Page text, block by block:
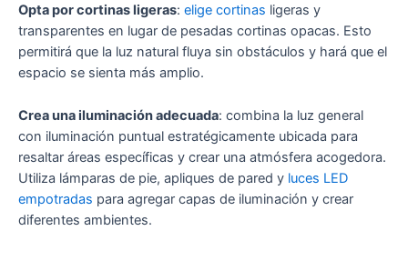
Opta por cortinas ligeras: elige cortinas ligeras y
transparentes en lugar de pesadas cortinas opacas. Esto
permitirá que la luz natural fluya sin obstáculos y hará que el
espacio se sienta más amplio.
Crea una iluminación adecuada: combina la luz general
con iluminación puntual estratégicamente ubicada para
resaltar áreas específicas y crear una atmósfera acogedora.
Utiliza lámparas de pie, apliques de pared y luces LED
empotradas para agregar capas de iluminación y crear
diferentes ambientes.